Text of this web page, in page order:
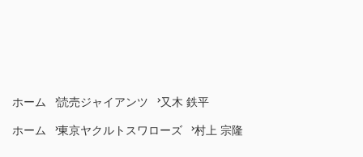
ホーム 読売ジャイアンツ
又木 鉄平
ホーム
東京ヤクルトスワローズ 村上 宗隆